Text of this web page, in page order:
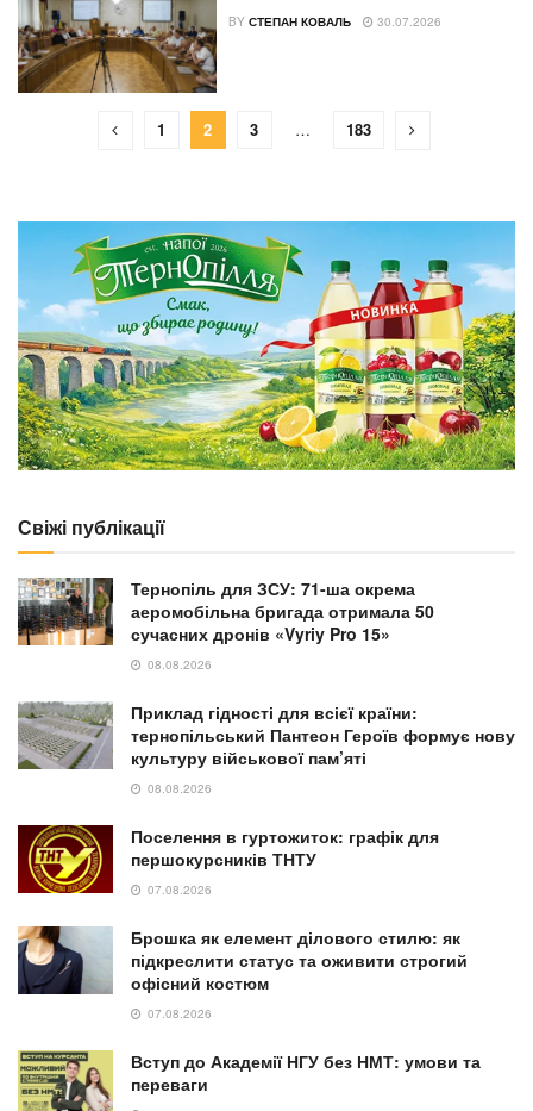
BY СТЕПАН КОВАЛЬ 30.07.2026
1 2 3 … 183
Свіжі публікації
Тернопіль для ЗСУ: 71-ша окрема
аеромобільна бригада отримала 50
сучасних дронів «Vyriy Pro 15»
08.08.2026
Приклад гідності для всієї країни:
тернопільський Пантеон Героїв формує нову
культуру військової пам’яті
08.08.2026
Поселення в гуртожиток: графік для
першокурсників ТНТУ
07.08.2026
Брошка як елемент ділового стилю: як
підкреслити статус та оживити строгий
офісний костюм
07.08.2026
Вступ до Академії НГУ без НМТ: умови та
переваги